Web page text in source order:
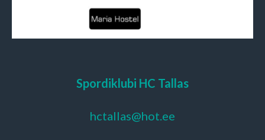
Spordiklubi HC Tallas
hctallas@hot.ee